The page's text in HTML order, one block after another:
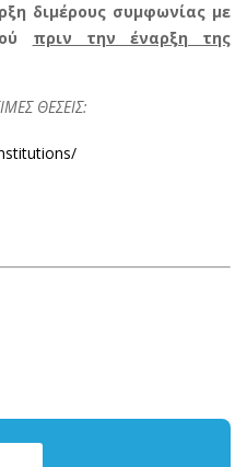
διμέρους συμφωνίας με
πριν την έναρξη της
ΘΕΣΕΙΣ: